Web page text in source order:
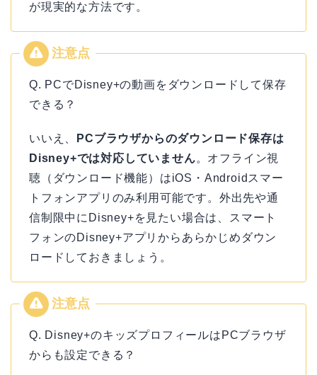
が現実的な方法です。
Q. PCでDisney+の動画をダウンロードして保存
できる？
いいえ、
PCブラウザからのダウンロード保存は
Disney+では対応していません。オフライン視
聴（ダウンロード機能）はiOS・Androidスマー
トフォンアプリのみ利用可能です。外出先や通
信制限中にDisney+を見たい場合は、スマート
フォンのDisney+アプリからあらかじめダウン
ロードしておきましょう。
Q. Disney+のキッズプロフィールはPCブラウザ
からも設定できる？